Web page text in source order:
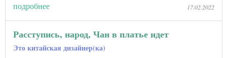
подробнее 17.02.2022
Расступись, народ, Чан в платье идет
Это китайская дизайнер(ка)